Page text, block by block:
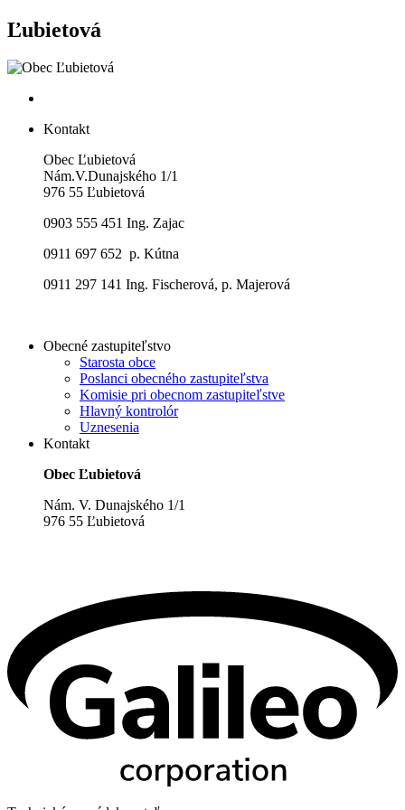
Ľubietová
Kontakt
Obec Ľubietová
Nám.V.Dunajského 1/1
976 55 Ľubietová
0903 555 451 Ing. Zajac
0911 697 652 p. Kútna
0911 297 141 Ing. Fischerová, p. Majerová
Obecné zastupiteľstvo
Starosta obce
Poslanci obecného zastupiteľstva
Komisie pri obecnom zastupiteľstve
Hlavný kontrolór
Uznesenia
Kontakt
Obec Ľubietová
Nám. V. Dunajského 1/1
976 55 Ľubietová